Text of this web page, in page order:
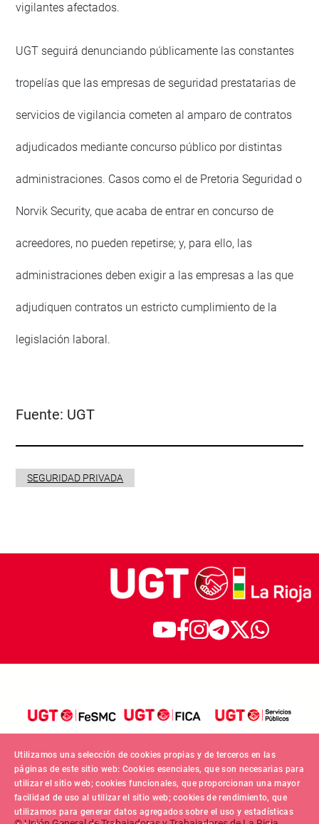
Utilizamos una selección de cookies propias y de terceros en las
páginas de este sitio web: Cookies esenciales, que son necesarias para
utilizar el sitio web; cookies funcionales, que proporcionan una mayor
facilidad de uso al utilizar el sitio web; cookies de rendimiento, que
utilizamos para generar datos agregados sobre el uso y estadísticas
vigilantes afectados.
UGT seguirá denunciando públicamente las constantes
tropelías que las empresas de seguridad prestatarias de
servicios de vigilancia cometen al amparo de contratos
adjudicados mediante concurso público por distintas
administraciones. Casos como el de Pretoria Seguridad o
Norvik Security, que acaba de entrar en concurso de
acreedores, no pueden repetirse; y, para ello, las
administraciones deben exigir a las empresas a las que
adjudiquen contratos un estricto cumplimiento de la
legislación laboral.
Fuente: UGT
SEGURIDAD PRIVADA